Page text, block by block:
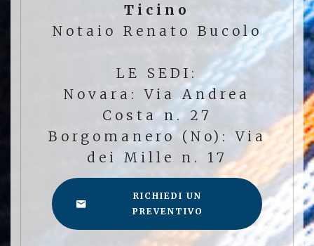
Ticino
Notaio Renato Bucolo
LE SEDI:
Novara: Via Andrea
Costa n. 27
Borgomanero (No): Via
dei Mille n. 17
RICHIEDI UN
PREVENTIVO